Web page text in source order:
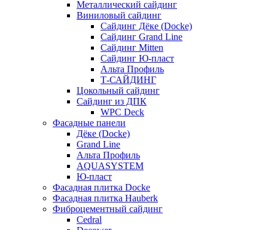
Металлический сайдинг
Виниловый сайдинг
Сайдинг Дёке (Docke)
Сайдинг Grand Line
Сайдинг Mitten
Сайдинг Ю-пласт
Альта Профиль
Т-САЙДИНГ
Цокольный сайдинг
Сайдинг из ДПК
WPC Deck
Фасадные панели
Дёке (Docke)
Grand Line
Альта Профиль
AQUASYSTEM
Ю-пласт
Фасадная плитка Docke
Фасадная плитка Hauberk
Фиброцементный сайдинг
Cedral